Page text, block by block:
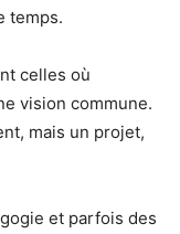
temps.
celles où
vision commune.
mais un projet,
et parfois des